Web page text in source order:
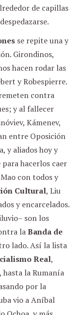
de capillas
se repite una y
Girondinos,
hacen rodar las
y Robespierre.
contra
y al fallecer
Kámenev,
entre Oposición
y aliados hoy y
hacerlos caer
con todos y
Cultural, Liu
y encarcelados.
son los
laBanda de
lado. Así la lista
Real,
hasta la Rumanía
por la
vio a Aníbal